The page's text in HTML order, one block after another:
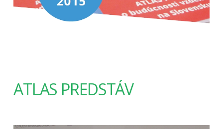
ATLAS PREDSTÁV